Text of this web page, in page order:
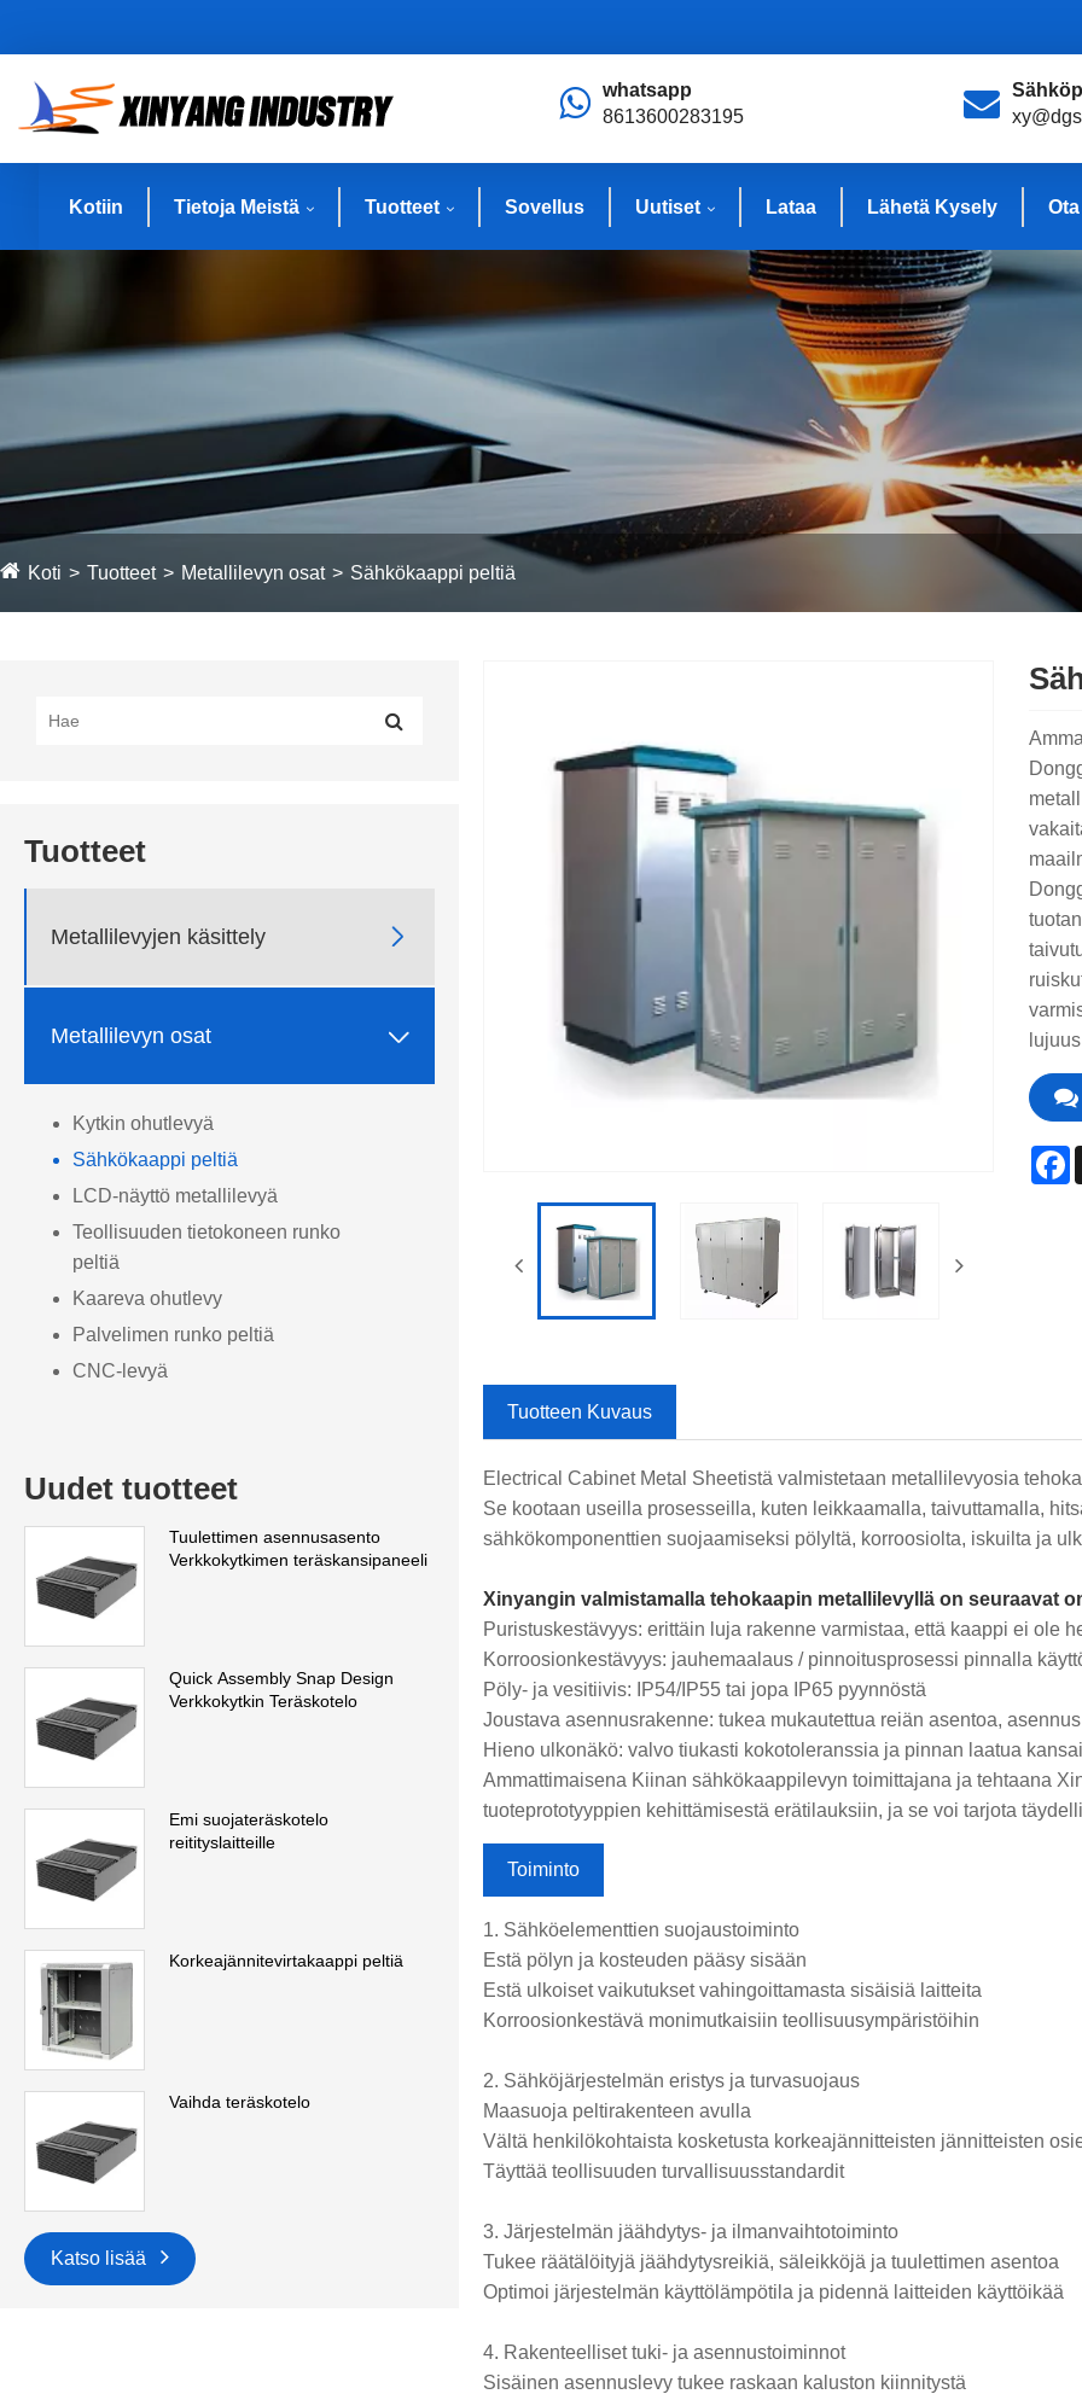
whatsapp
8613600283195
Kotiin Tietoja Meistä Tuotteet Sovellus Uutiset Lataa Lähetä Kysely
Koti Tuotteet Metallilevyn osat Sähkökaappi peltiä
Tuotteet
Metallilevyjen käsittely 
Metallilevyn osat 
Kytkin ohutlevyä
Sähkökaappi peltiä
LCD-näyttö metallilevyä
Teollisuuden tietokoneen runko
peltiä
Kaareva ohutlevy
Palvelimen runko peltiä
CNC-levyä
Uudet tuotteet
Tuulettimen asennusasento
Verkkokytkimen teräskansipaneeli
Quick Assembly Snap Design
Verkkokytkin Teräskotelo
Emi suojateräskotelo
reitityslaitteille
Korkeajännitevirtakaappi peltiä
Vaihda teräskotelo
Katso lisää
Tuotteen Kuvaus
Electrical Cabinet Metal Sheetistä valmistetaan metallilevyosia
Se kootaan useilla prosesseilla, kuten leikkaamalla, taivuttamalla,
sähkökomponenttien suojaamiseksi pölyltä, korroosiolta, iskuilta ja
Xinyangin valmistamalla tehokaapin metallilevyllä on seuraavat
Puristuskestävyys: erittäin luja rakenne varmistaa, että kaappi ei ole
Korroosionkestävyys: jauhemaalaus / pinnoitusprosessi pinnalla
Pöly- ja vesitiivis: IP54/IP55 tai jopa IP65 pyynnöstä
Joustava asennusrakenne: tukea mukautettua reiän asentoa,
Hieno ulkonäkö: valvo tiukasti kokotoleranssia ja pinnan laatua
Ammattimaisena Kiinan sähkökaappilevyn toimittajana ja tehtaana
tuoteprototyyppien kehittämisestä erätilauksiin, ja se voi tarjota
Toiminto
1. Sähköelementtien suojaustoiminto
Estä pölyn ja kosteuden pääsy sisään
Estä ulkoiset vaikutukset vahingoittamasta sisäisiä laitteita
Korroosionkestävä monimutkaisiin teollisuusympäristöihin
2. Sähköjärjestelmän eristys ja turvasuojaus
Maasuoja peltirakenteen avulla
Vältä henkilökohtaista kosketusta korkeajännitteisten jännitteisten
Täyttää teollisuuden turvallisuusstandardit
3. Järjestelmän jäähdytys- ja ilmanvaihtotoiminto
Tukee räätälöityjä jäähdytysreikiä, säleikköjä ja tuulettimen asentoa
Optimoi järjestelmän käyttölämpötila ja pidennä laitteiden käyttöikää
4. Rakenteelliset tuki- ja asennustoiminnot
Sisäinen asennuslevy tukee raskaan kaluston kiinnitystä